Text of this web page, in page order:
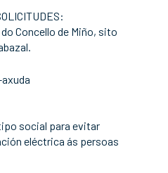
Concello de Miño, sito
social para evitar
eléctrica ás persoas